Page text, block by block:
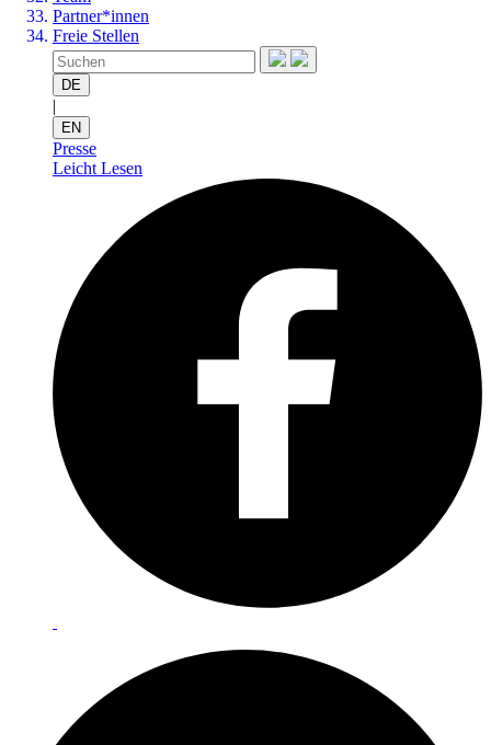
Partner*innen
Freie Stellen
DE
|
EN
Presse
Leicht Lesen